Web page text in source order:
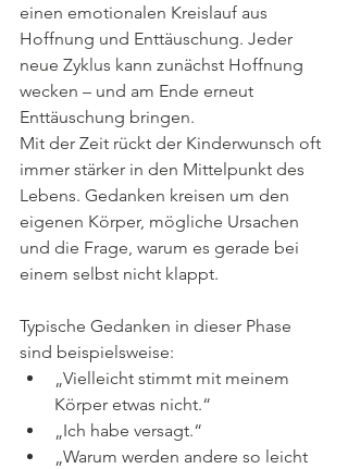
einen emotionalen Kreislauf aus
Hoffnung und Enttäuschung. Jeder
neue Zyklus kann zunächst Hoffnung
wecken – und am Ende erneut
Enttäuschung bringen.
Mit der Zeit rückt der Kinderwunsch oft
immer stärker in den Mittelpunkt des
Lebens. Gedanken kreisen um den
eigenen Körper, mögliche Ursachen
und die Frage, warum es gerade bei
einem selbst nicht klappt.
Typische Gedanken in dieser Phase
sind beispielsweise:
„Vielleicht stimmt mit meinem
Körper etwas nicht.“
„Ich habe versagt.“
„Warum werden andere so leicht